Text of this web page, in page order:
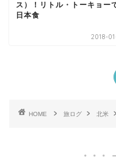
ス）！リトル・トーキョー
日本食
2018-
HOME 旅ログ 北米